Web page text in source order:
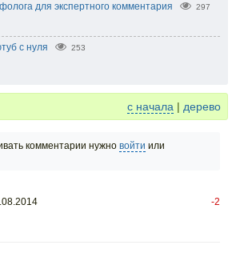
для экспертного комментария 297
с нуля 253
с начала | дерево
комментарии нужно войти или
-2